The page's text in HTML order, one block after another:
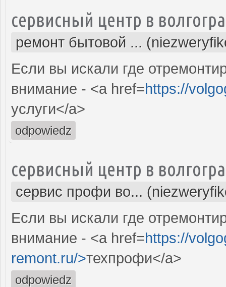
сервисный центр в
ремонт бытовой ...
Если вы искали где
внимание - <a href=https://
услуги</a>
odpowiedz
сервисный центр в
сервис профи во...
Если вы искали где
внимание - <a href=https://
remont.ru/>техпрофи</a>
odpowiedz